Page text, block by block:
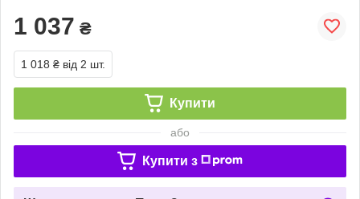
1 037 ₴
1 018 ₴ від 2 шт.
Купити
або
Купити з